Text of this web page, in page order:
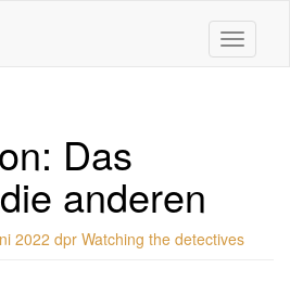
Toggle
Das
anderen
2022 dpr Watching the detectives